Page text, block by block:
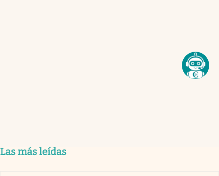
Las más leídas